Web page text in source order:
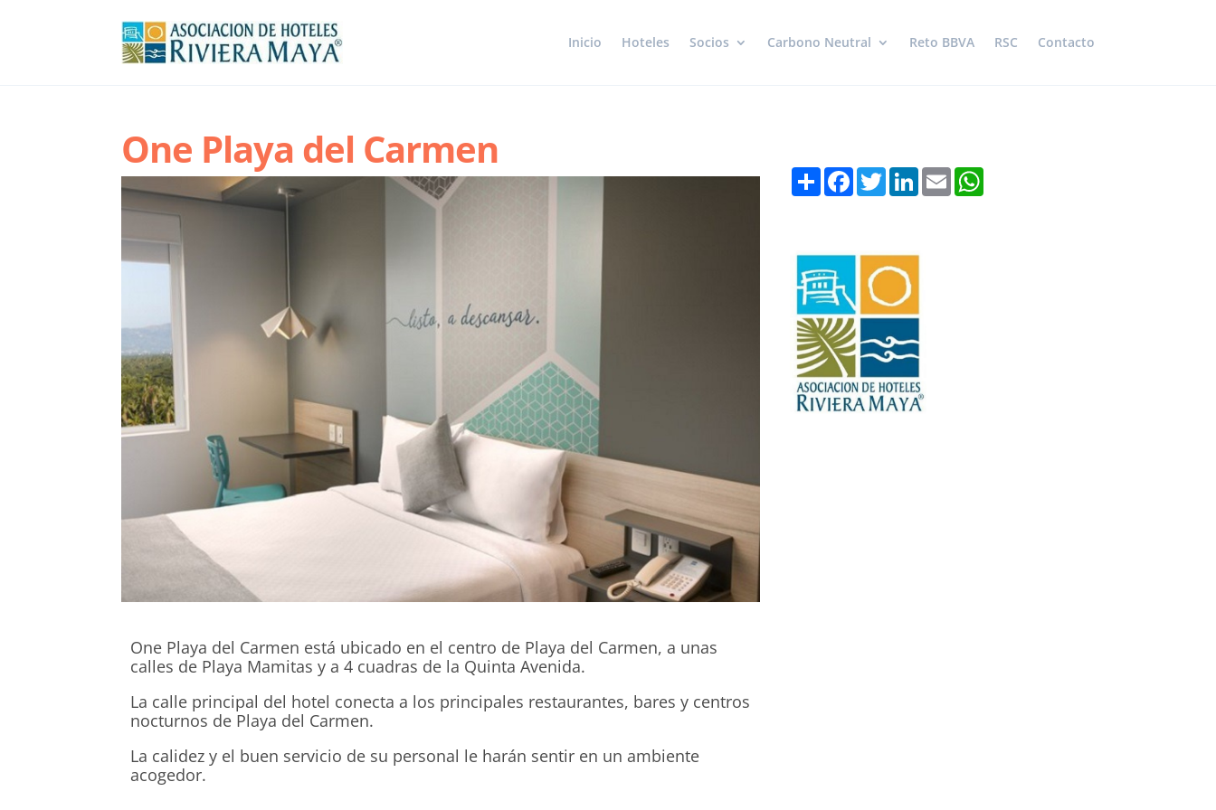
Inicio Hoteles Socios Carbono Neutral Reto BBVA RSC Contacto
One Playa del Carmen
One Playa del Carmen está ubicado en el centro de Playa del Carmen, a unas
calles de Playa Mamitas y a 4 cuadras de la Quinta Avenida.
La calle principal del hotel conecta a los principales restaurantes, bares y centros
nocturnos de Playa del Carmen.
La calidez y el buen servicio de su personal le harán sentir en un ambiente
acogedor.
ShareFacebook
TwitterLinkedIn
EmailWhatsApp